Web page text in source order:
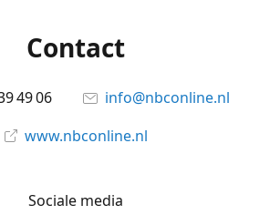
Contact
49 06
info@nbconline.nl
www.nbconline.nl
Sociale media